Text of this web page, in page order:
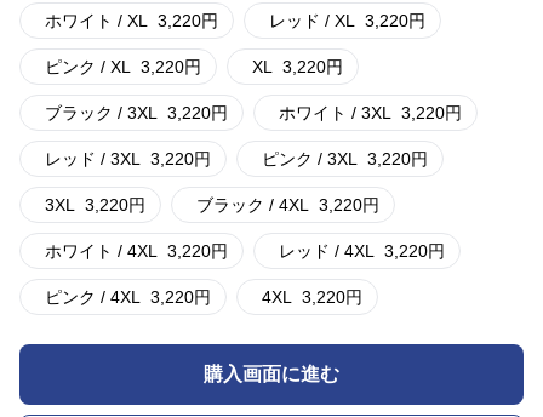
ホワイト / XL 3,220円 レッド / XL 3,220円
ピンク / XL 3,220円 XL 3,220円
ブラック / 3XL 3,220円 ホワイト / 3XL 3,220円
レッド / 3XL 3,220円 ピンク / 3XL 3,220円
3XL 3,220円 ブラック / 4XL 3,220円
ホワイト / 4XL 3,220円 レッド / 4XL 3,220円
ピンク / 4XL 3,220円 4XL 3,220円
購入画面に進む